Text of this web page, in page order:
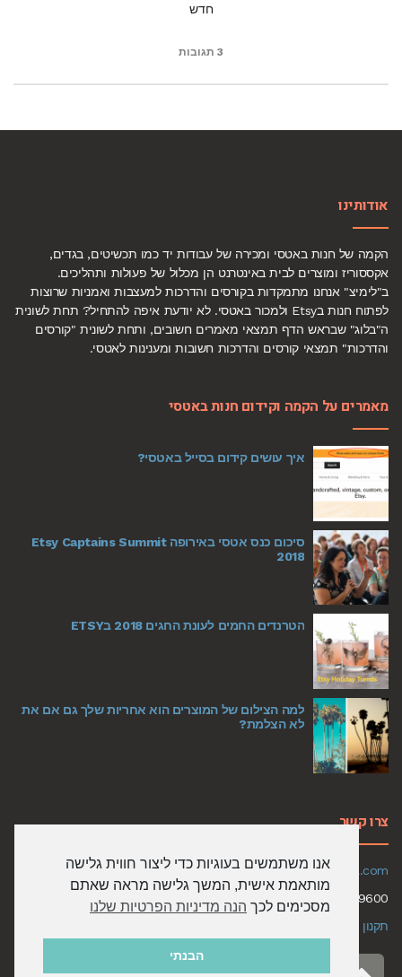
חדש
3 תגובות
אודותינו
הקמה של חנות באטסי ומכירה של עבודות יד כמו תכשיטים, בגדים,
אקססוריז ומוצרים לבית באינטרנט הן מכלול של פעולות ותהליכים.
ב"לימיצ" אנחנו מתמקדות בקורסים והדרכות למעצבות ואמניות שרוצות
לפתוח חנות בEtsy ולמכור באטסי. לא יודעת איפה להתחיל? תחת לשונית
ה"בלוג" שבראש הדף תמצאי מאמרים חשובים, ותחת לשונית "קורסים
והדרכות" תמצאי קורסים והדרכות חשובות ומענינות לאטסי.
מאמרים על הקמה וקידום חנות באטסי
איך עושים קידום בסייל באטסי?
סיכום כנס אטסי באירופה Etsy Captains Summit
2018
הטרנדים החמים לעונת החגים 2018 בETSY
למה הצילום של המוצרים הוא אחריות שלך גם אם את
לא הצלמת?
צרו קשר
Email:limitzit@gmail.com
050-6579600
תקנון האתר ומדיניות שימוש
אנו משתמשים בעוגיות כדי ליצור חווית גלישה
מותאמת אישית, המשך גלישה מראה שאתם
מסכימים לכך הנה מדיניות הפרטיות שלנו
הבנתי